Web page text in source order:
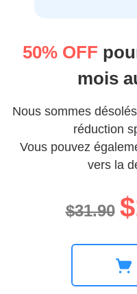
50% OFF
mois
Nous sommes
réduction
Vous pouvez
vers la
$31.90